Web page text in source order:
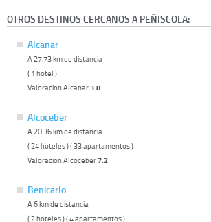
OTROS DESTINOS CERCANOS A PEÑISCOLA:
Alcanar
A 27.73 km de distancia
( 1 hotel )
Valoracion Alcanar3.8
Alcoceber
A 20.36 km de distancia
( 24 hoteles ) ( 33 apartamentos )
Valoracion Alcoceber7.2
Benicarlo
A 6 km de distancia
( 2 hoteles ) ( 4 apartamentos )